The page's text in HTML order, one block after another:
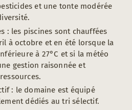
et une tonte modérée
: les piscines sont chauffées
à octobre et en été lorsque la
à 27°C et si la météo
gestion raisonnée et
: le domaine est équipé
dédiés au tri sélectif.